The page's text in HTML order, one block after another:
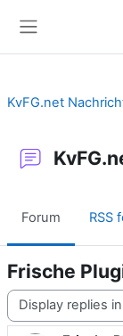
KvFG.net
Forum RSS
Frische
Display mode